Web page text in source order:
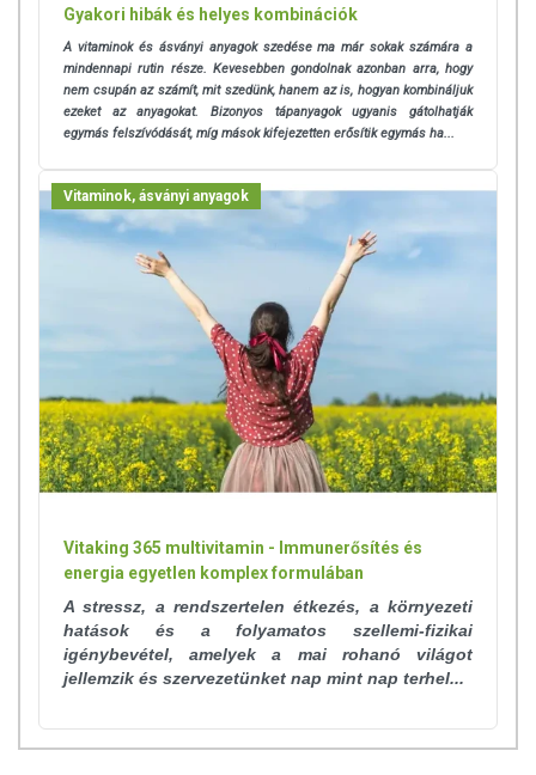
Gyakori hibák és helyes kombinációk
A vitaminok és ásványi anyagok szedése ma már sokak számára a
mindennapi rutin része. Kevesebben gondolnak azonban arra, hogy
nem csupán az számít, mit szedünk, hanem az is, hogyan kombináljuk
ezeket az anyagokat. Bizonyos tápanyagok ugyanis gátolhatják
egymás felszívódását, míg mások kifejezetten erősítik egymás ha...
Vitaminok, ásványi anyagok
Vitaking 365 multivitamin - Immunerősítés és
energia egyetlen komplex formulában
A stressz, a rendszertelen étkezés, a környezeti
hatások és a folyamatos szellemi-fizikai
igénybevétel, amelyek a mai rohanó világot
jellemzik és szervezetünket nap mint nap terhel...